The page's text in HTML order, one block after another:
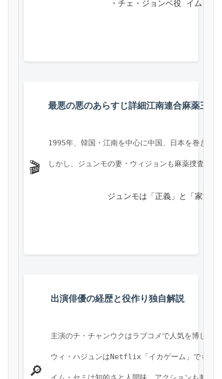
・チェ・ジョンベ役 イム・ソ
🎬
最悪の悪のあらすじ詳細江南連合麻薬三角
1995年、韓国・江南を中心に中国、日本を巻き込
しかし、ジュンモの妻・ウィジョンも麻薬捜査官
ジュンモは「正義」と「家族」
🔎
出演俳優の経歴と役作り独自解説
主演のチ・チャンウクはラブコメで人気を博した
ウィ・ハジュンはNetflix「イカゲーム」でも話